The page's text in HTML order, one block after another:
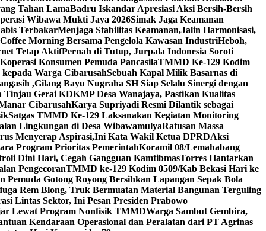
Tahan LamaBadru Iskandar Apresiasi Aksi Bersih-Bersih
Wibawa Mukti Jaya 2026Simak Jaga Keamanan
TerbakarMenjaga Stabilitas Keamanan,Jalin Harmonisasi,
Morning Bersama Pengelola Kawasan IndustriHeboh,
Tetap AktifPernah di Tutup, Jurpala Indonesia Soroti
Konsumen Pemuda PancasilaTMMD Ke-129 Kodim
Warga CibarusahSebuah Kapal Milik Basarnas di
,Gilang Bayu Nugraha SH Siap Selalu Sinergi dengan
Tinjau Gerai KDKMP Desa Wanajaya, Pastikan Kualitas
CibarusahKarya Supriyadi Resmi Dilantik sebagai
Satgas TMMD Ke-129 Laksanakan Kegiatan Monitoring
Lingkungan di Desa WibawamulyaRatusan Massa
Menyerap Aspirasi,Ini Kata Wakil Ketua DPRDAksi
Program Prioritas PemerintahKoramil 08/Lemahabang
Dini Hari, Cegah Gangguan KamtibmasTorres Hantarkan
PengecoranTMMD ke-129 Kodim 0509/Kab Bekasi Hari ke
Pemuda Gotong Royong Bersihkan Lapangan Sepak Bola
Rem Blong, Truk Bermuatan Material Bangunan Terguling
Lintas Sektor, Ini Pesan Presiden Prabowo
Lewat Program Nonfisik TMMDWarga Sambut Gembira,
Kendaraan Operasional dan Peralatan dari PT Agrinas